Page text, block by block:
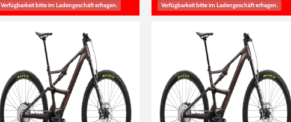
Verfügbarkeit bitte im Ladengeschäft erfragen. Verfügbarkeit bitte im Ladengeschäft erfragen.